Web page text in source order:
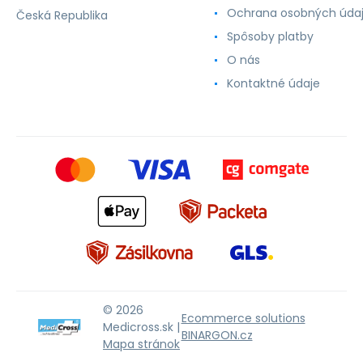
Česká Republika
Ochrana osobných
Spôsoby platby
O nás
Kontaktné údaje
© 2026
Medicross.sk |
Mapa stránok
Ecommerce solutions
BINARGON.cz